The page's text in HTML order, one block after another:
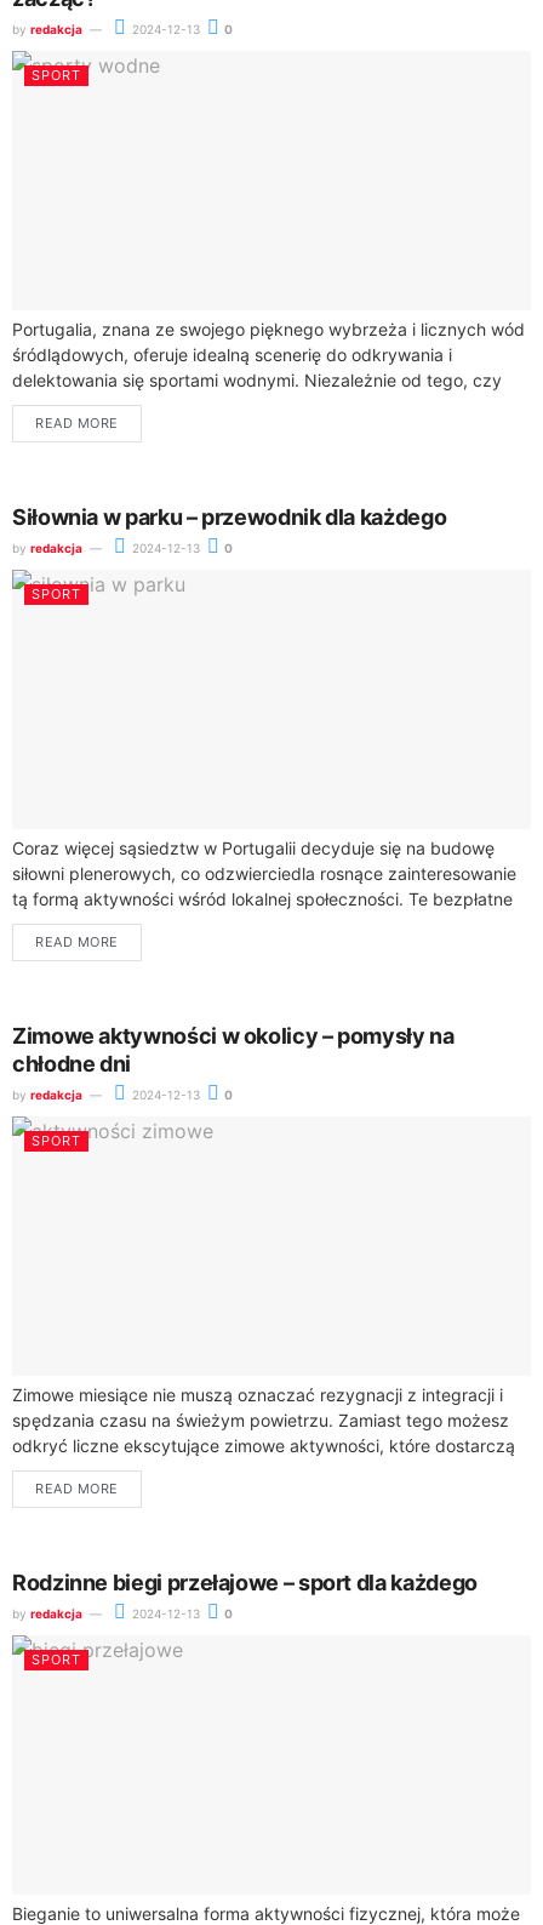
by redakcja 2024-12-13 0
SPORT
Portugalia, znana ze swojego pięknego wybrzeża i licznych wód
śródlądowych, oferuje idealną scenerię do odkrywania i
delektowania się sportami wodnymi. Niezależnie od tego, czy
jesteś początkującym, czy doświadczonym entuzjastą, istnieje...
READ MORE
Siłownia w parku – przewodnik dla każdego
by redakcja 2024-12-13 0
SPORT
Coraz więcej sąsiedztw w Portugalii decyduje się na budowę
siłowni plenerowych, co odzwierciedla rosnące zainteresowanie
tą formą aktywności wśród lokalnej społeczności. Te bezpłatne
obiekty są atrakcyjną alternatywą dla tradycyjnych klubów...
READ MORE
Zimowe aktywności w okolicy – pomysły na
chłodne dni
by redakcja 2024-12-13 0
SPORT
Zimowe miesiące nie muszą oznaczać rezygnacji z integracji i
spędzania czasu na świeżym powietrzu. Zamiast tego możesz
odkryć liczne ekscytujące zimowe aktywności, które dostarczą
Ci niezapomnianych wrażeń. Od wyjątkowych kuligów...
READ MORE
Rodzinne biegi przełajowe – sport dla każdego
by redakcja 2024-12-13 0
SPORT
Bieganie to uniwersalna forma aktywności fizycznej, która może